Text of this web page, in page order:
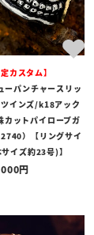
カスタム】
ーパンチャースリッ
インズ/k18アック
カットパイロープガ
）【リングサイ
イズ約23号)】